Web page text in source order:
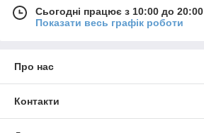
Сьогодні працює з 10:00 до 20:00
Показати весь графік роботи
Про нас
Контакти